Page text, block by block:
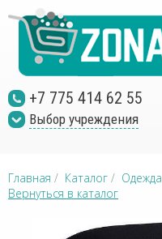
+7 775 414 62 55
Выбор учреждения
Главная / Каталог / Одежда
Вернуться в каталог